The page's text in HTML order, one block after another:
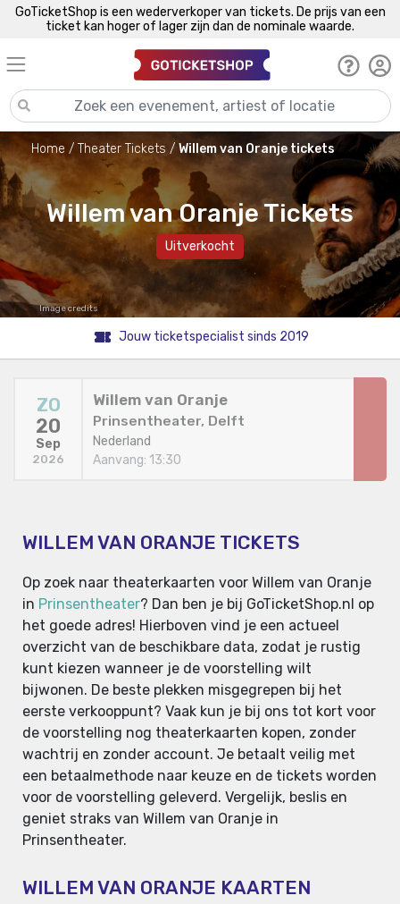
GoTicketShop is een wederverkoper van tickets. De prijs van een
ticket kan hoger of lager zijn dan de nominale waarde.
Home Theater Tickets Willem van Oranje tickets
Willem van Oranje Tickets
Uitverkocht
Image credits
Jouw ticketspecialist sinds 2019
ZO
20
Sep
2026
Willem van Oranje
Prinsentheater, Delft
Nederland
Aanvang: 13:30
WILLEM VAN ORANJE TICKETS
Op zoek naar theaterkaarten voor Willem van Oranje
in Prinsentheater? Dan ben je bij GoTicketShop.nl op
het goede adres! Hierboven vind je een actueel
overzicht van de beschikbare data, zodat je rustig
kunt kiezen wanneer je de voorstelling wilt
bijwonen. De beste plekken misgegrepen bij het
eerste verkooppunt? Vaak kun je bij ons tot kort voor
de voorstelling nog theaterkaarten kopen, zonder
wachtrij en zonder account. Je betaalt veilig met
een betaalmethode naar keuze en de tickets worden
voor de voorstelling geleverd. Vergelijk, beslis en
geniet straks van Willem van Oranje in
Prinsentheater.
WILLEM VAN ORANJE KAARTEN